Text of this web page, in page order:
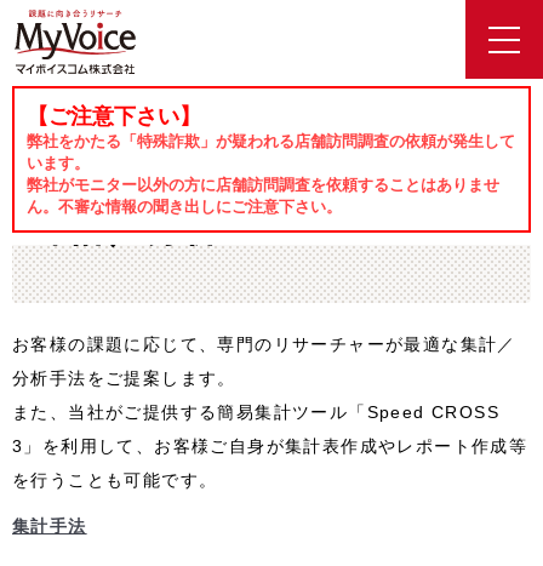
【ご注意下さい】
弊社をかたる「特殊詐欺」が疑われる店舗訪問調査の依頼が発生して
います。
弊社がモニター以外の方に店舗訪問調査を依頼することはありませ
ん。不審な情報の聞き出しにご注意下さい。
ホーム サービス 集計／分析
集計／分析
お客様の課題に応じて、専門のリサーチャーが最適な集計／
分析手法をご提案します。
また、当社がご提供する簡易集計ツール「Speed CROSS
3」を利用して、お客様ご自身が集計表作成やレポート作成等
を行うことも可能です。
集計手法